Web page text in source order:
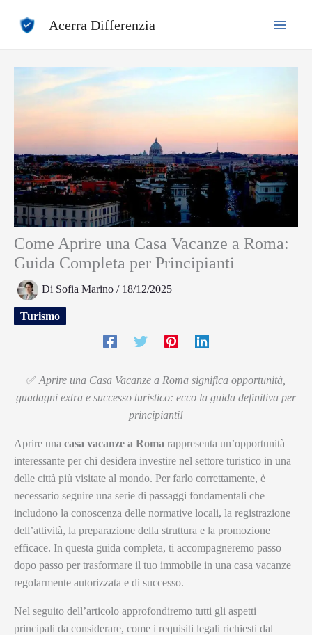
Acerra Differenzia
Come Aprire una Casa Vacanze a Roma:
Guida Completa per Principianti
Di Sofia Marino / 18/12/2025
Turismo
✅ Aprire una Casa Vacanze a Roma significa opportunità,
guadagni extra e successo turistico: ecco la guida definitiva per
principianti!
Aprire una casa vacanze a Roma rappresenta un’opportunità
interessante per chi desidera investire nel settore turistico in una
delle città più visitate al mondo. Per farlo correttamente, è
necessario seguire una serie di passaggi fondamentali che
includono la conoscenza delle normative locali, la registrazione
dell’attività, la preparazione della struttura e la promozione
efficace. In questa guida completa, ti accompagneremo passo
dopo passo per trasformare il tuo immobile in una casa vacanze
regolarmente autorizzata e di successo.
Nel seguito dell’articolo approfondiremo tutti gli aspetti
principali da considerare, come i requisiti legali richiesti dal